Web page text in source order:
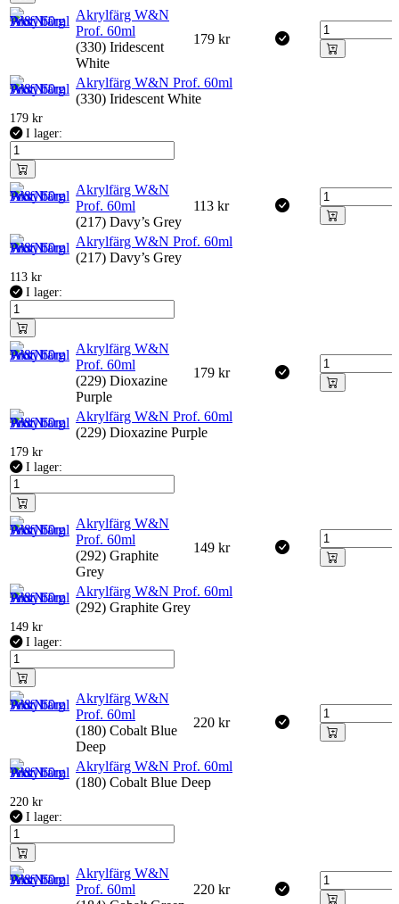
Akrylfärg W&N
Prof. 60ml
(330) Iridescent
White
179 kr
Akrylfärg W&N Prof. 60ml
(330) Iridescent White
179 kr
I lager:
Akrylfärg W&N
Prof. 60ml
(217) Davy’s Grey
113 kr
Akrylfärg W&N Prof. 60ml
(217) Davy’s Grey
113 kr
I lager:
Akrylfärg W&N
Prof. 60ml
(229) Dioxazine
Purple
179 kr
Akrylfärg W&N Prof. 60ml
(229) Dioxazine Purple
179 kr
I lager:
Akrylfärg W&N
Prof. 60ml
(292) Graphite
Grey
149 kr
Akrylfärg W&N Prof. 60ml
(292) Graphite Grey
149 kr
I lager:
Akrylfärg W&N
Prof. 60ml
(180) Cobalt Blue
Deep
220 kr
Akrylfärg W&N Prof. 60ml
(180) Cobalt Blue Deep
220 kr
I lager:
Akrylfärg W&N
Prof. 60ml
220 kr